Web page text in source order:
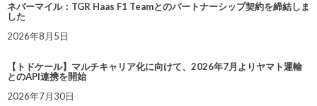
ネバーマイル：TGR Haas F1 Teamとのパートナーシップ契約を締結しま
した
2026年8月5日
【トドケール】マルチキャリア化に向けて、2026年7月よりヤマト運輸
とのAPI連携を開始
2026年7月30日